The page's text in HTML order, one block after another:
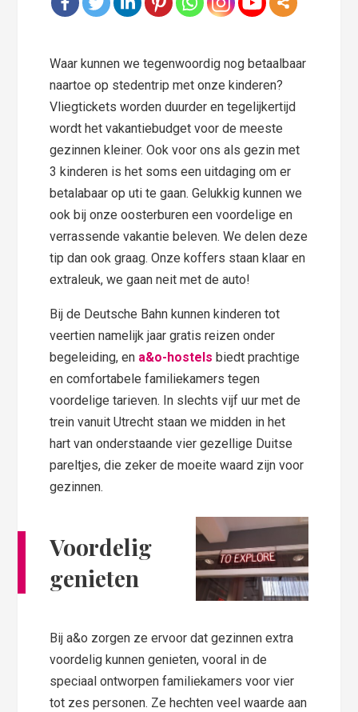
Waar kunnen we tegenwoordig nog betaalbaar
naartoe op stedentrip met onze kinderen?
Vliegtickets worden duurder en tegelijkertijd
wordt het vakantiebudget voor de meeste
gezinnen kleiner. Ook voor ons als gezin met
3 kinderen is het soms een uitdaging om er
betalabaar op uti te gaan. Gelukkig kunnen we
ook bij onze oosterburen een voordelige en
verrassende vakantie beleven. We delen deze
tip dan ook graag. Onze koffers staan klaar en
extraleuk, we gaan neit met de auto!
Bij de Deutsche Bahn kunnen kinderen tot
veertien namelijk jaar gratis reizen onder
begeleiding, en a&o-hostels biedt prachtige
en comfortabele familiekamers tegen
voordelige tarieven. In slechts vijf uur met de
trein vanuit Utrecht staan we midden in het
hart van onderstaande vier gezellige Duitse
pareltjes, die zeker de moeite waard zijn voor
gezinnen.
Voordelig
genieten
Bij a&o zorgen ze ervoor dat gezinnen extra
voordelig kunnen genieten, vooral in de
speciaal ontworpen familiekamers voor vier
tot zes personen. Ze hechten veel waarde aan